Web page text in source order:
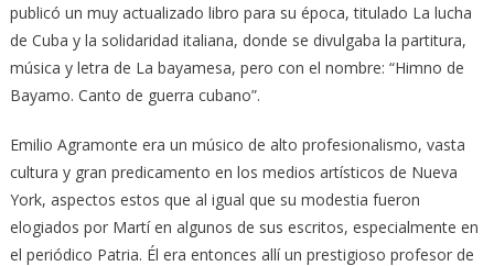
publicó un muy actualizado libro para su época, titulado La lucha
de Cuba y la solidaridad italiana, donde se divulgaba la partitura,
música y letra de La bayamesa, pero con el nombre: “Himno de
Bayamo. Canto de guerra cubano”.
Emilio Agramonte era un músico de alto profesionalismo, vasta
cultura y gran predicamento en los medios artísticos de Nueva
York, aspectos estos que al igual que su modestia fueron
elogiados por Martí en algunos de sus escritos, especialmente en
el periódico Patria. Él era entonces allí un prestigioso profesor de